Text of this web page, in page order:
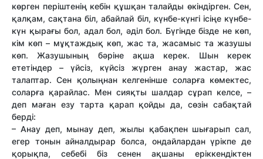
көрген періштенің кебін құшқан талайды өкіндірген. Сен,
қалқам, сақтана біл, абайлай біл, күнбе-күнгі ісіңе күнбе-
күн қырағы бол, адал бол, әділ бол. Бүгінде бізде не көп,
кім көп – мұқтаждық көп, жас та, жасамыс та жазушы
көп. Жазушының бәріне ақша керек. Шын керек
ететіндер – үйсіз, күйсіз жүрген анау жастар, жас
талаптар. Сен қолыңнан келгенінше соларға көмектес,
соларға қарайлас. Мен сияқты шалдар сұрап келсе, –
деп маған езу тарта қарап қойды да, сөзін сабақтай
берді:
– Анау деп, мынау деп, жылы қабақпен шығарып сал,
егер тонын айналдырар болса, ондайлардан үрікпе де
қорықпа, себебі біз сенен ақшаны еріккендіктен